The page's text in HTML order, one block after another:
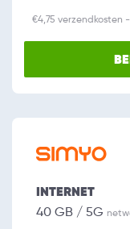
€4,75 verzendkosten
INTERNET
40 GB / 5G